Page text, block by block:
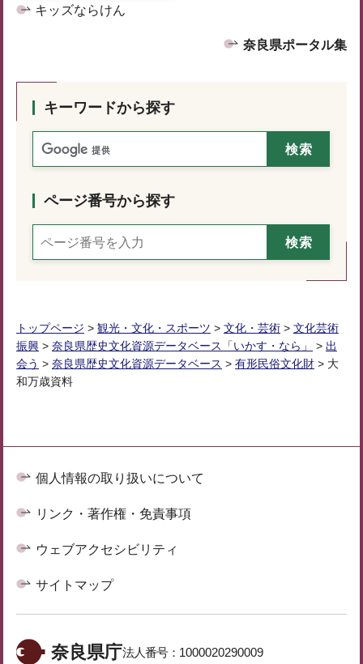
キッズならけん
奈良県ポータル集
キーワードから探す
ページ番号から探す
トップページ > 観光・文化・スポーツ > 文化・芸術 > 文化芸術
振興 > 奈良県歴史文化資源データベース「いかす・なら」 > 出
会う > 奈良県歴史文化資源データベース > 有形民俗文化財 > 大
和万歳資料
個人情報の取り扱いについて
リンク・著作権・免責事項
ウェブアクセシビリティ
サイトマップ
奈良県庁法人番号： 1000020290009